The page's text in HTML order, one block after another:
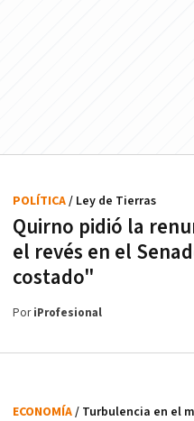
Quirno pidió la
el revés en el
costado"
POLÍTICA/ Ley de Tierras
PoriProfesional
ECONOMÍA/ Turbulencia en el